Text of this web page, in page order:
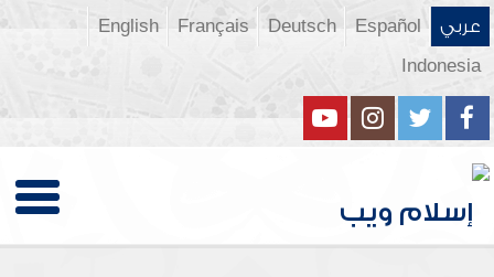
عربي Español
Deutsch
Français
English
Indonesia